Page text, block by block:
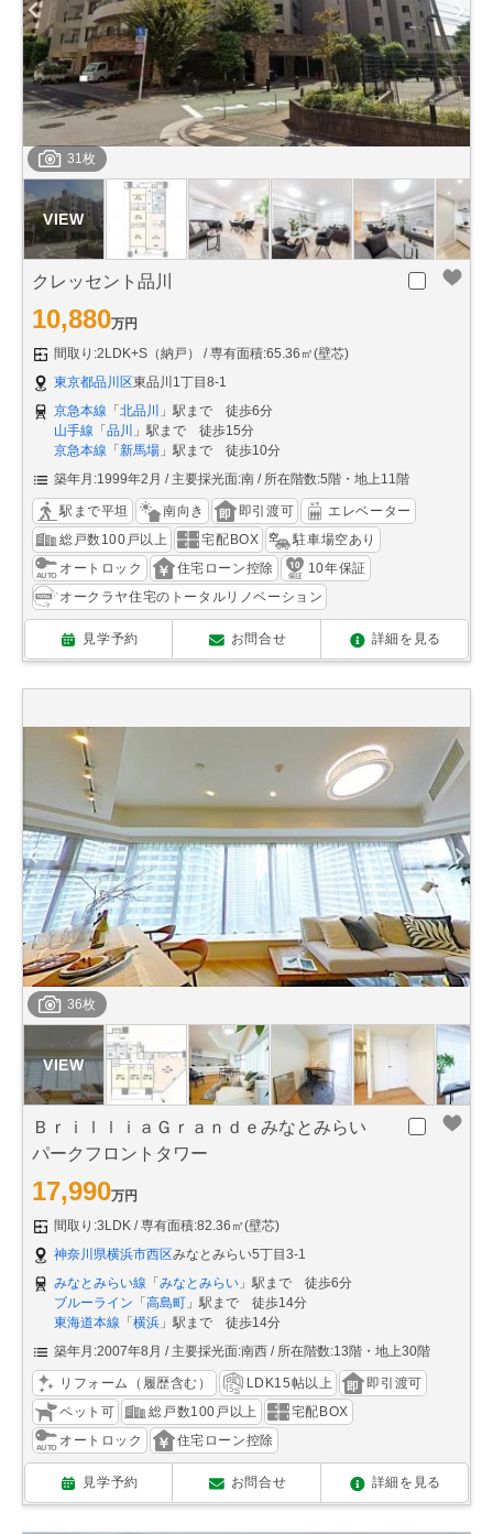
31枚
クレッセント品川
10,880万円
間取り:2LDK+S（納戸）
専有面積:65.36㎡(壁芯)
東京都品川区東品川1丁目8-1
京急本線 「 北品川
」駅まで 徒歩6分
山手線 「 品川
」駅まで 徒歩15分
京急本線 「 新馬場 」駅まで 徒歩10分
築年月:1999年2月
主要採光面:南 所在階数:5階・地上11階
駅まで平坦 南向き 即引渡可
エレベーター
総戸数100戸以上
宅配BOX
駐車場空あり
オートロック
住宅ローン控除
10年保証
オークラヤ住宅のトータルリノベーション
見学予約 お問合せ 詳細を見る
36枚
ＢｒｉｌｌｉａＧｒａｎｄｅみなとみらい
パークフロントタワー
17,990万円
間取り:3LDK
専有面積:82.36㎡(壁芯)
神奈川県横浜市西区みなとみらい5丁目3-1
みなとみらい線 「 みなとみらい 」駅まで 徒歩6分
ブルーライン 「 高島町 」駅まで 徒歩14分
東海道本線 「 横浜 」駅まで 徒歩14分
築年月:2007年8月
主要採光面:南西 所在階数:13階・地上30階
リフォーム（履歴含む） LDK15帖以上
即引渡可
ペット可
総戸数100戸以上
宅配BOX
オートロック
住宅ローン控除
見学予約 お問合せ 詳細を見る